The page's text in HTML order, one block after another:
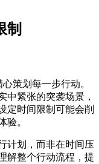
制
策划每一步行动。
中紧张的突袭场景，
定时间限制可能会削
验。
计划，而非在时间压
解整个行动流程，提